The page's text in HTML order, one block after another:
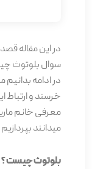
در این مقاله
سوال بلوتوث
در ادامه
خرسند و ارتباط
معرفی خانم
میدانند
بلوتوث چیست ؟